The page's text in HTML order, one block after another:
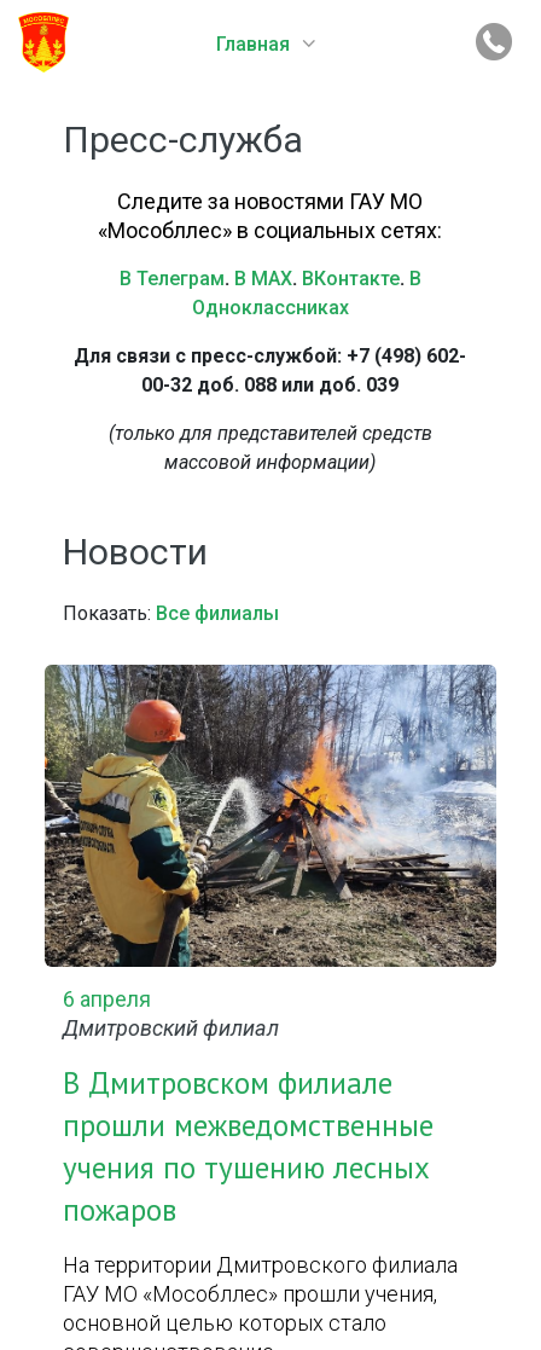
Главная
Пресс-служба
Следите за новостями ГАУ МО
«Мособллес» в социальных сетях:
В Телеграм. В MAX. ВКонтакте. В
Одноклассниках
Для связи с пресс-службой: +7 (498) 602-
00-32 доб. 088 или доб. 039
(только для представителей средств
массовой информации)
Новости
Показать: Все филиалы
6 апреля
Дмитровский филиал
В Дмитровском филиале
прошли межведомственные
учения по тушению лесных
пожаров
На территории Дмитровского филиала
ГАУ МО «Мособллес» прошли учения,
основной целью которых стало